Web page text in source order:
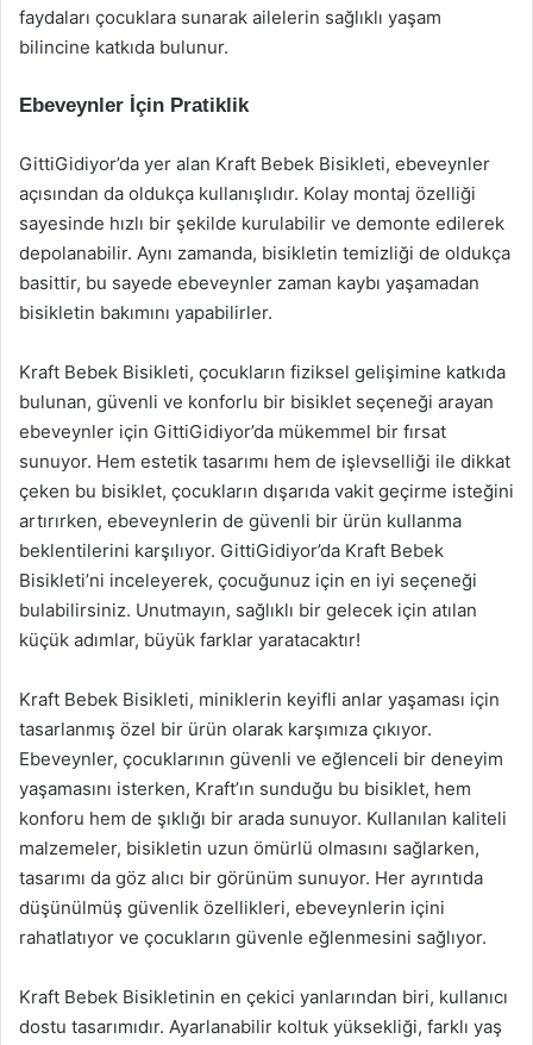
faydaları çocuklara sunarak ailelerin sağlıklı yaşam
bilincine katkıda bulunur.
Ebeveynler İçin Pratiklik
GittiGidiyor’da yer alan Kraft Bebek Bisikleti, ebeveynler
açısından da oldukça kullanışlıdır. Kolay montaj özelliği
sayesinde hızlı bir şekilde kurulabilir ve demonte edilerek
depolanabilir. Aynı zamanda, bisikletin temizliği de oldukça
basittir, bu sayede ebeveynler zaman kaybı yaşamadan
bisikletin bakımını yapabilirler.
Kraft Bebek Bisikleti, çocukların fiziksel gelişimine katkıda
bulunan, güvenli ve konforlu bir bisiklet seçeneği arayan
ebeveynler için GittiGidiyor’da mükemmel bir fırsat
sunuyor. Hem estetik tasarımı hem de işlevselliği ile dikkat
çeken bu bisiklet, çocukların dışarıda vakit geçirme isteğini
artırırken, ebeveynlerin de güvenli bir ürün kullanma
beklentilerini karşılıyor. GittiGidiyor’da Kraft Bebek
Bisikleti’ni inceleyerek, çocuğunuz için en iyi seçeneği
bulabilirsiniz. Unutmayın, sağlıklı bir gelecek için atılan
küçük adımlar, büyük farklar yaratacaktır!
Kraft Bebek Bisikleti, miniklerin keyifli anlar yaşaması için
tasarlanmış özel bir ürün olarak karşımıza çıkıyor.
Ebeveynler, çocuklarının güvenli ve eğlenceli bir deneyim
yaşamasını isterken, Kraft’ın sunduğu bu bisiklet, hem
konforu hem de şıklığı bir arada sunuyor. Kullanılan kaliteli
malzemeler, bisikletin uzun ömürlü olmasını sağlarken,
tasarımı da göz alıcı bir görünüm sunuyor. Her ayrıntıda
düşünülmüş güvenlik özellikleri, ebeveynlerin içini
rahatlatıyor ve çocukların güvenle eğlenmesini sağlıyor.
Kraft Bebek Bisikletinin en çekici yanlarından biri, kullanıcı
dostu tasarımıdır. Ayarlanabilir koltuk yüksekliği, farklı yaş